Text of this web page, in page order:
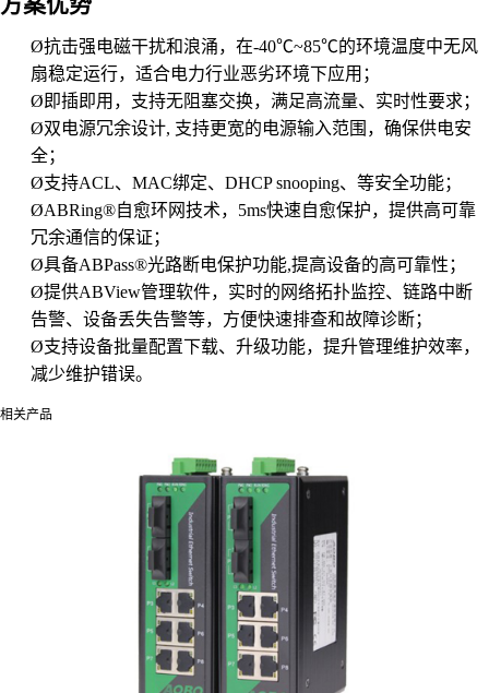
Ø抗击强电磁干扰和浪涌，在-40℃~85℃的环境温度中无风
扇稳定运行，适合电力行业恶劣环境下应用；
Ø 即插即用，支持无阻塞交换，满足高流量、实时性要求；
Ø双电源冗余设计, 支持更宽的电源输入范围，确保供电安
全；
Ø支持ACL、MAC绑定、DHCP snooping、等安全功能；
ØABRing®自愈环网技术，5ms快速自愈保护，提供高可靠
冗余通信的保证；
Ø具备ABPass®光路断电保护功能,提高设备的高可靠性；
Ø提供ABView管理软件，实时的网络拓扑监控、链路中断
告警、设备丢失告警等，方便快速排查和故障诊断；
Ø支持设备批量配置下载、升级功能，提升管理维护效率，
减少维护错误。
相关产品